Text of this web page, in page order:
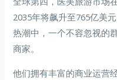
2035年将飙升至765亿美
热潮中，一个不容忽视
商家。
他们拥有丰富的商业运营